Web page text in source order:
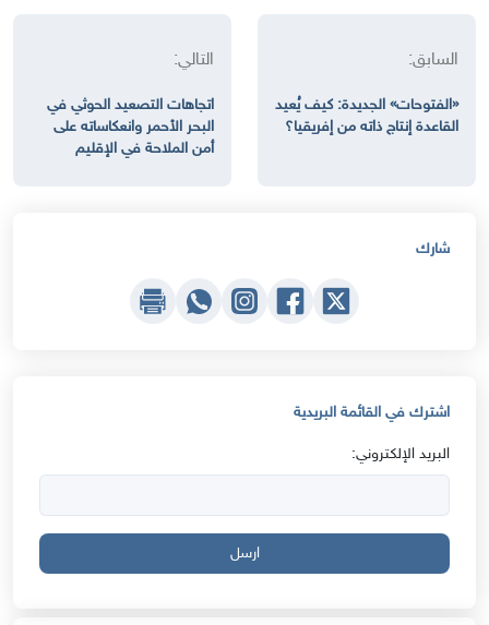
السابق:
«الفتوحات» الجديدة: كيف يُعيد
القاعدة إنتاج ذاته من إفريقيا؟
التالي:
اتجاهات التصعيد الحوثي في
البحر الأحمر وانعكاساته على
أمن الملاحة في الإقليم
شارك
اشترك في القائمة البريدية
البريد الإلكتروني:
ارسل